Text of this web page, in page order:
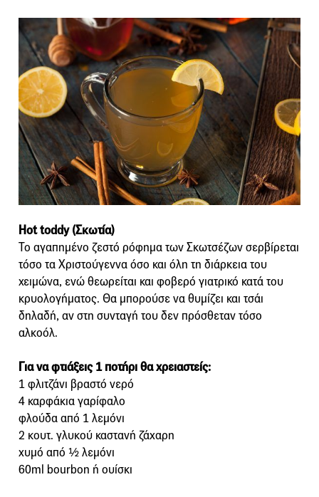
Hot toddy (Σκωτία)
Το αγαπημένο ζεστό ρόφημα των Σκωτσέζων σερβίρεται
τόσο τα Χριστούγεννα όσο και όλη τη διάρκεια του
χειμώνα, ενώ θεωρείται και φοβερό γιατρικό κατά του
κρυολογήματος. Θα μπορούσε να θυμίζει και τσάι
δηλαδή, αν στη συνταγή του δεν πρόσθεταν τόσο
αλκοόλ.
Για να φτιάξεις 1 ποτήρι θα χρειαστείς:
1 φλιτζάνι βραστό νερό
4 καρφάκια γαρίφαλο
φλούδα από 1 λεμόνι
2 κουτ. γλυκού καστανή ζάχαρη
χυμό από ½ λεμόνι
60ml bourbon ή ουίσκι